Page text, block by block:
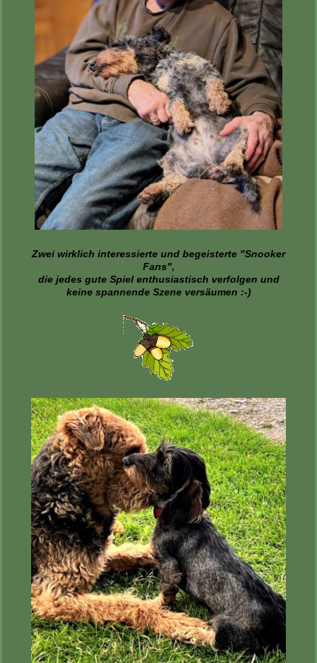
Zwei wirklich interessierte und begeisterte "Snooker
Fans",
die jedes gute Spiel enthusiastisch verfolgen und
keine spannende Szene versäumen :-)